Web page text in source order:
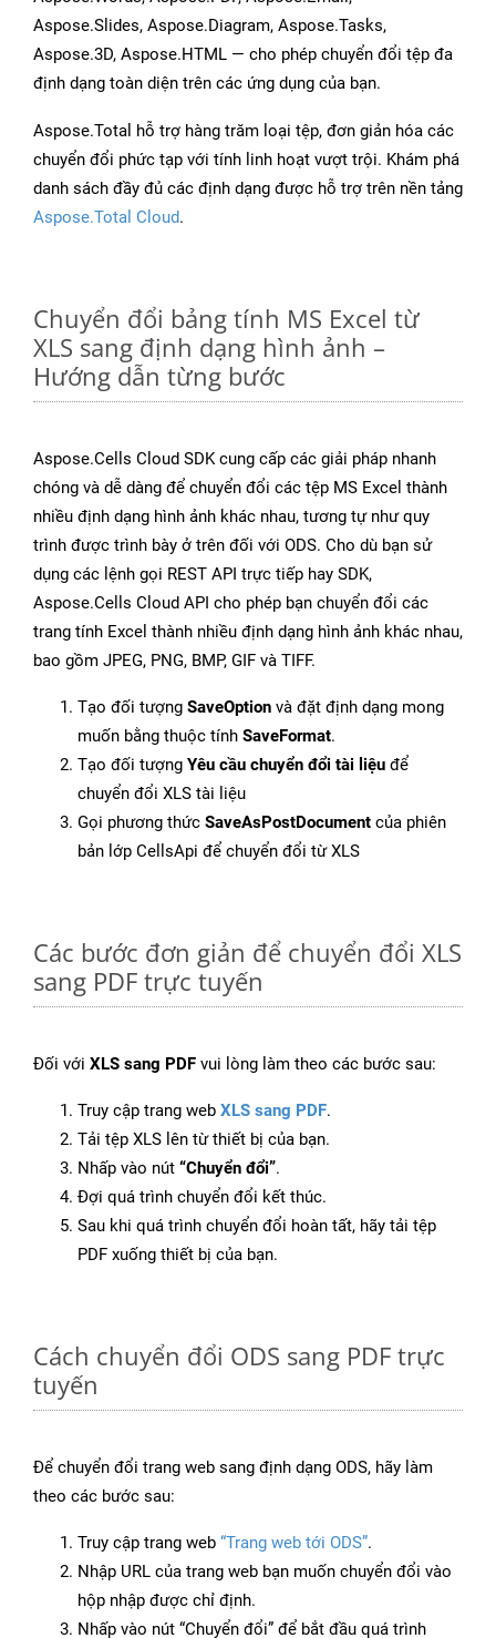
Aspose.Slides, Aspose.Diagram, Aspose.Tasks,
Aspose.3D, Aspose.HTML — cho phép chuyển đổi tệp đa
định dạng toàn diện trên các ứng dụng của bạn.
Aspose.Total hỗ trợ hàng trăm loại tệp, đơn giản hóa các
chuyển đổi phức tạp với tính linh hoạt vượt trội. Khám phá
danh sách đầy đủ các định dạng được hỗ trợ trên nền tảng
Aspose.Total Cloud.
Chuyển đổi bảng tính MS Excel từ
XLS sang định dạng hình ảnh –
Hướng dẫn từng bước
Aspose.Cells Cloud SDK cung cấp các giải pháp nhanh
chóng và dễ dàng để chuyển đổi các tệp MS Excel thành
nhiều định dạng hình ảnh khác nhau, tương tự như quy
trình được trình bày ở trên đối với ODS. Cho dù bạn sử
dụng các lệnh gọi REST API trực tiếp hay SDK,
Aspose.Cells Cloud API cho phép bạn chuyển đổi các
trang tính Excel thành nhiều định dạng hình ảnh khác nhau,
bao gồm JPEG, PNG, BMP, GIF và TIFF.
Tạo đối tượng SaveOption và đặt định dạng mong
muốn bằng thuộc tính SaveFormat.
Tạo đối tượng Yêu cầu chuyển đổi tài liệu để
chuyển đổi XLS tài liệu
Gọi phương thức SaveAsPostDocument của phiên
bản lớp CellsApi để chuyển đổi từ XLS
Các bước đơn giản để chuyển đổi XLS
sang PDF trực tuyến
Đối với XLS sang PDF vui lòng làm theo các bước sau:
Truy cập trang web XLS sang PDF.
Tải tệp XLS lên từ thiết bị của bạn.
Nhấp vào nút “Chuyển đổi”.
Đợi quá trình chuyển đổi kết thúc.
Sau khi quá trình chuyển đổi hoàn tất, hãy tải tệp
PDF xuống thiết bị của bạn.
Cách chuyển đổi ODS sang PDF trực
tuyến
Để chuyển đổi trang web sang định dạng ODS, hãy làm
theo các bước sau:
Truy cập trang web “Trang web tới ODS”.
Nhập URL của trang web bạn muốn chuyển đổi vào
hộp nhập được chỉ định.
Nhấp vào nút “Chuyển đổi” để bắt đầu quá trình